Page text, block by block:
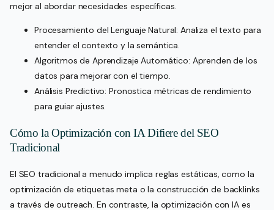
mejor al abordar necesidades específicas.
Procesamiento del Lenguaje Natural: Analiza el texto para
entender el contexto y la semántica.
Algoritmos de Aprendizaje Automático: Aprenden de los
datos para mejorar con el tiempo.
Análisis Predictivo: Pronostica métricas de rendimiento
para guiar ajustes.
Cómo la Optimización con IA Difiere del SEO
Tradicional
El SEO tradicional a menudo implica reglas estáticas, como la
optimización de etiquetas meta o la construcción de backlinks
a través de outreach. En contraste, la optimización con IA es